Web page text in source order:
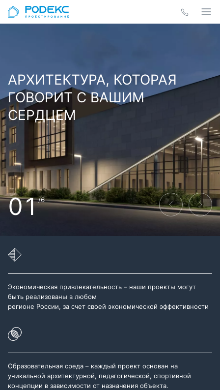
АРХИТЕКТУРА, КОТОРАЯ
ГОВОРИТ С ВАШИМ
СЕРДЦЕМ
01/6
Экономическая привлекательность – наши проекты могут
быть реализованы в любом
регионе России, за счет своей экономической эффективности
Образовательная среда – каждый проект основан на
уникальной архитектурной, педагогической, спортивной
концепции в зависимости от назначения объекта.